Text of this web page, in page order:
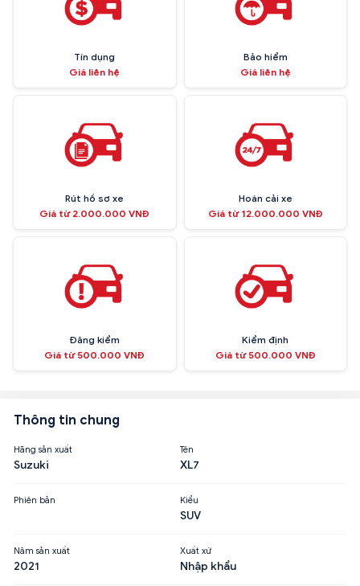
Tín dụng
Giá liên hệ
Bảo hiểm
Giá liên hệ
Rút hồ sơ xe
Giá từ 2.000.000 VNĐ
Hoán cải xe
Giá từ 12.000.000 VNĐ
Đăng kiểm
Giá từ 500.000 VNĐ
Kiểm định
Giá từ 500.000 VNĐ
Thông tin chung
Hãng sản xuất
Suzuki
Tên
XL7
Phiên bản Kiểu
SUV
Năm sản xuất
2021
Xuất xứ
Nhập khẩu